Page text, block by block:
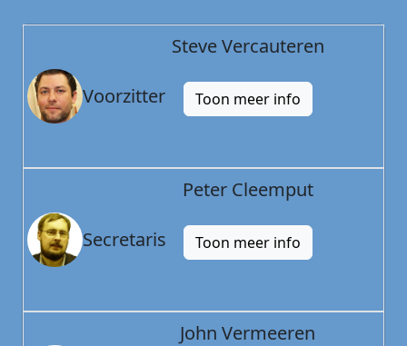
Voorzitter
Steve Vercauteren
Toon meer info
Secretaris
Peter Cleemput
Toon meer info
John Vermeeren